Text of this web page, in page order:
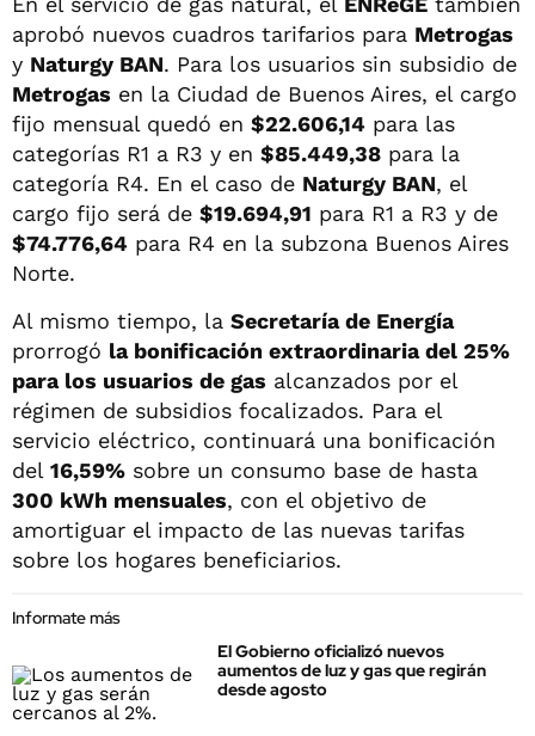
aprobó nuevos cuadros tarifarios para Metrogas
y Naturgy BAN. Para los usuarios sin subsidio de
Metrogas en la Ciudad de Buenos Aires, el cargo
fijo mensual quedó en $22.606,14 para las
categorías R1 a R3 y en $85.449,38 para la
categoría R4. En el caso de Naturgy BAN, el
cargo fijo será de $19.694,91 para R1 a R3 y de
$74.776,64 para R4 en la subzona Buenos Aires
Norte.
Al mismo tiempo, la Secretaría de Energía
prorrogó la bonificación extraordinaria del 25%
para los usuarios de gas alcanzados por el
régimen de subsidios focalizados. Para el
servicio eléctrico, continuará una bonificación
del 16,59% sobre un consumo base de hasta
300 kWh mensuales, con el objetivo de
amortiguar el impacto de las nuevas tarifas
sobre los hogares beneficiarios.
Informate más
El Gobierno oficializó nuevos
aumentos de luz y gas que regirán
desde agosto